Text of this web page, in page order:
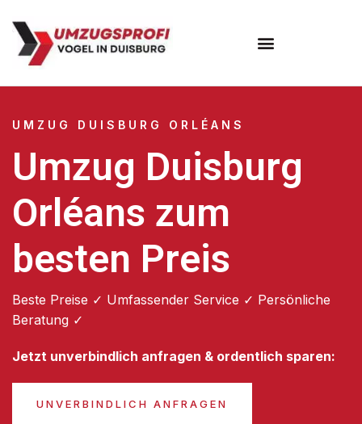
UMZUG DUISBURG ORLÉANS
Umzug Duisburg
Orléans zum
besten Preis
Beste Preise ✓ Umfassender Service ✓ Persönliche
Beratung ✓
Jetzt unverbindlich anfragen & ordentlich sparen:
UNVERBINDLICH ANFRAGEN